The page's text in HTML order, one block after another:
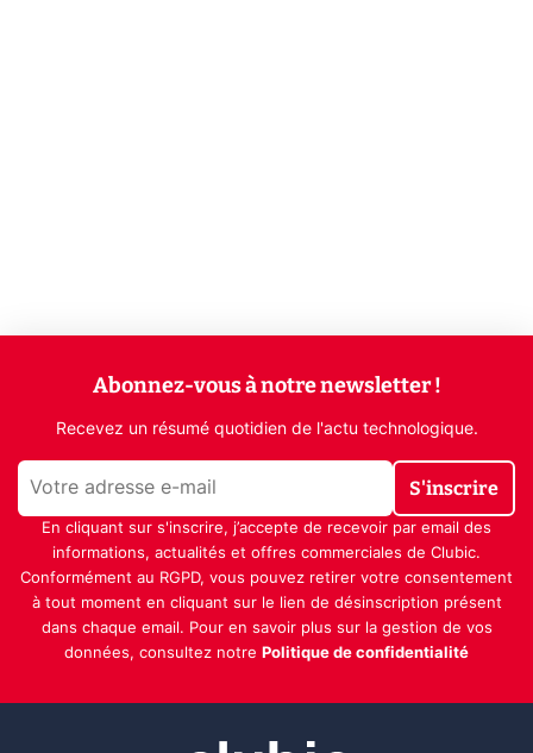
Abonnez-vous à notre newsletter !
Recevez un résumé quotidien de l'actu technologique.
S'inscrire
En cliquant sur s'inscrire, j’accepte de recevoir par email des
informations, actualités et offres commerciales de Clubic.
Conformément au RGPD, vous pouvez retirer votre consentement
à tout moment en cliquant sur le lien de désinscription présent
dans chaque email. Pour en savoir plus sur la gestion de vos
données, consultez notre Politique de confidentialité